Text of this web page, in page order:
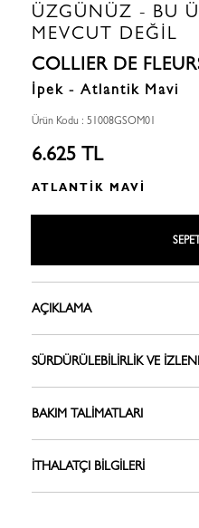
ÜZGÜNÜZ - BU
MEVCUT DEĞIL
COLLIER DE
İpek - Atlantik Mavi
Ürün Kodu : 51008GSOM01
6.625 TL
ATLANTIK MAVI
AÇIKLAMA
SÜRDÜRÜLEBILIRLIK VE
BAKIM TALIMATLARI
İTHALATÇI BILGILERI